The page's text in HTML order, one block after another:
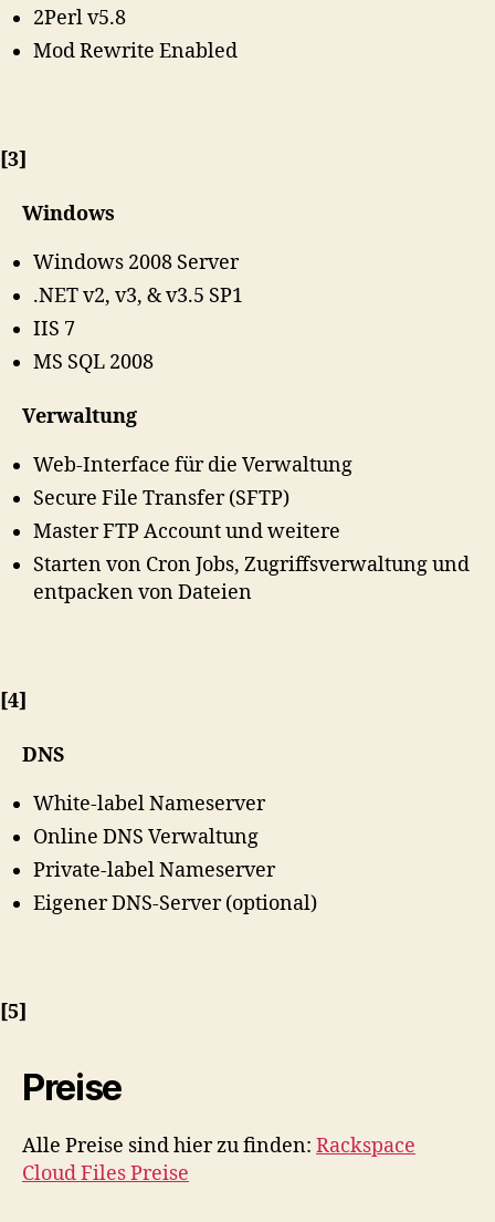
2Perl v5.8
Mod Rewrite Enabled
[3]
Windows
Windows 2008 Server
.NET v2, v3, & v3.5 SP1
IIS 7
MS SQL 2008
Verwaltung
Web-Interface für die Verwaltung
Secure File Transfer (SFTP)
Master FTP Account und weitere
Starten von Cron Jobs, Zugriffsverwaltung und
entpacken von Dateien
[4]
DNS
White-label Nameserver
Online DNS Verwaltung
Private-label Nameserver
Eigener DNS-Server (optional)
[5]
Preise
Alle Preise sind hier zu finden: Rackspace
Cloud Files Preise